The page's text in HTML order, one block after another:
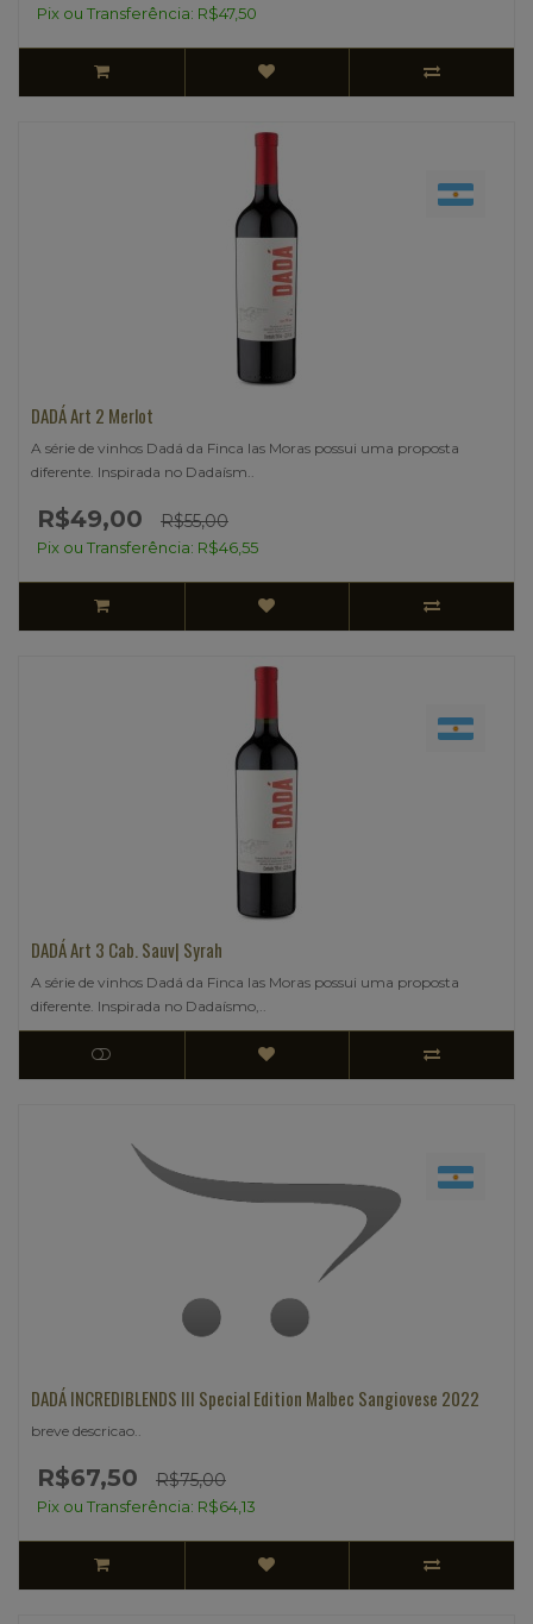
Pix ou Transferência: R$47,50
DADÁ Art 2 Merlot
A série de vinhos Dadá da Finca las Moras possui uma proposta
diferente. Inspirada no Dadaísm..
R$49,00 R$55,00
Pix ou Transferência: R$46,55
DADÁ Art 3 Cab. Sauv| Syrah
A série de vinhos Dadá da Finca las Moras possui uma proposta
diferente. Inspirada no Dadaísmo,..
DADÁ INCREDIBLENDS III Special Edition Malbec Sangiovese 2022
breve descricao..
R$67,50 R$75,00
Pix ou Transferência: R$64,13